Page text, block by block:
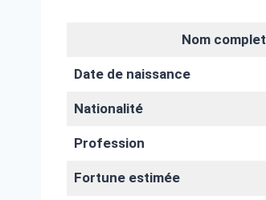
Nom complet
Date de naissance
Nationalité
Profession
Fortune estimée